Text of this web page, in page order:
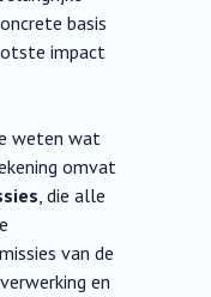
basis
impact
weten wat
omvat
, die alle
van de
en